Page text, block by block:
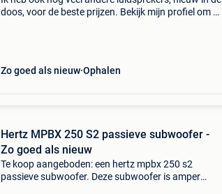
doos, voor de beste prijzen. Bekijk mijn profiel om al
Zo goed als nieuw Ophalen
Hertz MPBX 250 S2 passieve subwoofer -
Zo goed als nieuw
Te koop aangeboden: een hertz mpbx 250 s2
passieve subwoofer. Deze subwoofer is amper